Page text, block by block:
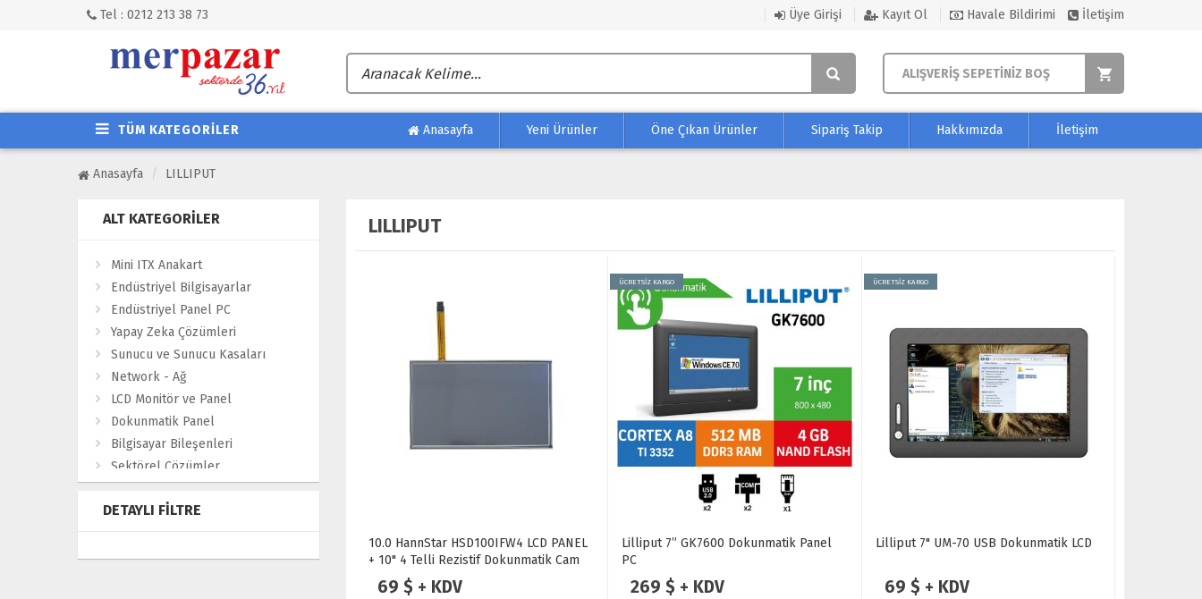
Tel : 0212 213 38 73 Üye Girişi Kayıt Ol Havale Bildirimi İletişim
ALIŞVERİŞ SEPETİNİZ BOŞ
TÜM KATEGORİLER Anasayfa Yeni Ürünler Öne Çıkan Ürünler Sipariş Takip Hakkımızda İletişim
Anasayfa LILLIPUT
ALT KATEGORILER
Mini ITX Anakart
Endüstriyel Bilgisayarlar
Endüstriyel Panel PC
Yapay Zeka Çözümleri
Sunucu ve Sunucu Kasaları
Network - Ağ
LCD Monitör ve Panel
Dokunmatik Panel
Bilgisayar Bileşenleri
Sektörel Çözümler
DETAYLI FILTRE
LILLIPUT
10.0 HannStar HSD100IFW4 LCD PANEL
+ 10" 4 Telli Rezistif Dokunmatik Cam
Set
69 $ + KDV
ÜCRETSİZ KARGO
Lilliput 7” GK7600 Dokunmatik Panel
PC
269 $ + KDV
ÜCRETSİZ KARGO
Lilliput 7" UM-70 USB Dokunmatik LCD
69 $ + KDV